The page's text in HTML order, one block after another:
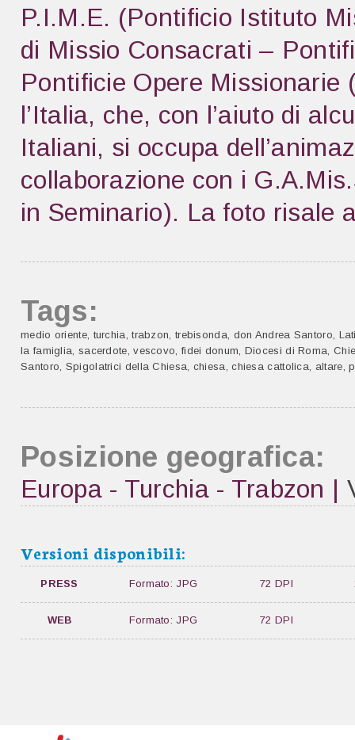
P.I.M.E. (Pontificio Istituto
di Missio Consacrati –
Pontificie Opere Missionarie
l’Italia, che, con l’aiuto di
Italiani, si occupa
collaborazione con i
in Seminario). La foto risale
Tags:
medio oriente, turchia,trabzon, trebisonda, don Andrea Santoro,
la famiglia, sacerdote,vescovo,fidei donum, Diocesi di Roma,
Santoro, Spigolatrici della Chiesa, chiesa,chiesa cattolica, altare,
Posizione geografica:
Europa - Turchia - Trabzon |
Versioni disponibili:
PRESS Formato: JPG 72 DPI
WEB Formato: JPG 72 DPI